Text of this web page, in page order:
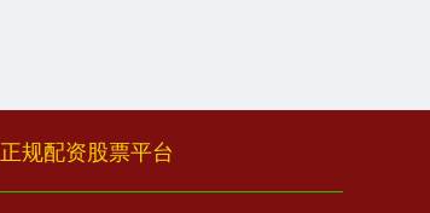
正规配资股票平台